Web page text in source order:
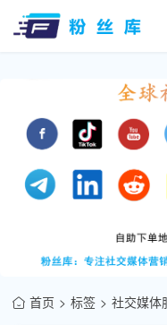
首页 标签 社交媒体